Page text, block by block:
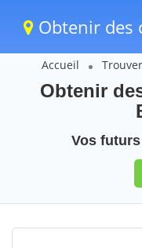
Obtenir des
Accueil
Obtenir
Vos